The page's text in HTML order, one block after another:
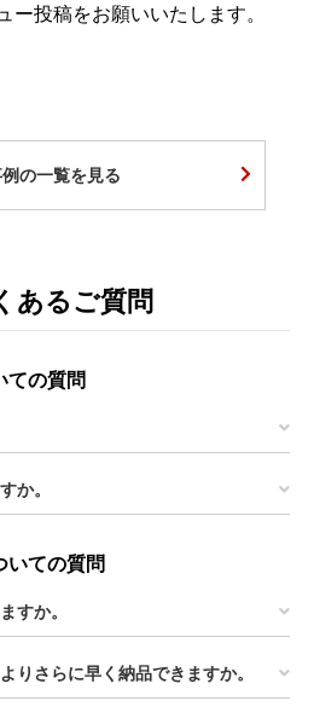
カートへ進む
ー投稿をお願いいたします。
の一覧を見る
あるご質問
の質問
か。
ての質問
すか。
りさらに早く納品できますか。